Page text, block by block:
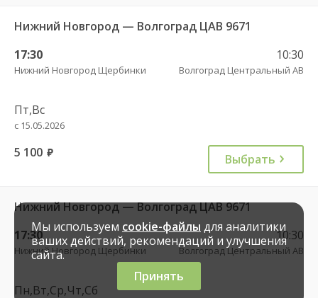
Нижний Новгород — Волгоград ЦАВ 9671
17:30
Нижний Новгород Щербинки
10:30
Волгоград Центральный АВ
Пт,Вс
с 15.05.2026
5 100 руб. Выбрать
Нижний Новгород — Волгоград ЦАВ 9671
17:30
Нижний Новгород Щербинки
10:30
Волгоград Центральный АВ
Пн,Вт,Ср,Чт,Сб
Мы используем cookie-файлы для аналитики
ваших действий, рекомендаций и улучшения
сайта.
Принять